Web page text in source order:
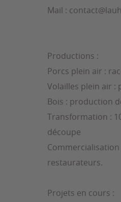
Mail :
Productions :
Porcs plein air :
Volailles plein air :
Bois : production
Transformation :
découpe
restaurateurs.
Projets en cours :